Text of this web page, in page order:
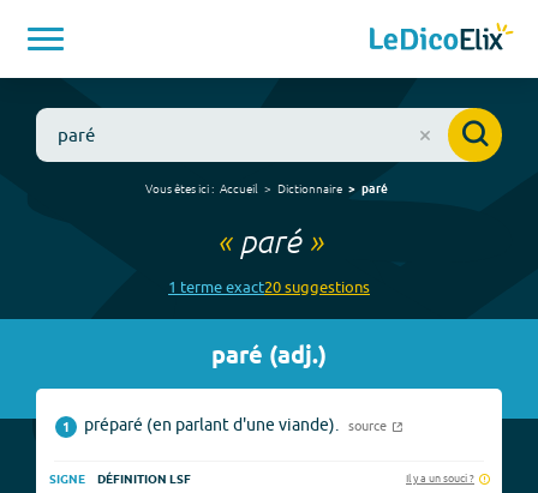
Vous êtes ici : Accueil Dictionnaire paré
« paré»
1 termeexact20suggestions
paré (adj.)
1 préparé (en parlant d'une viande). source
SIGNE DÉFINITION LSF Il y a un souci ?